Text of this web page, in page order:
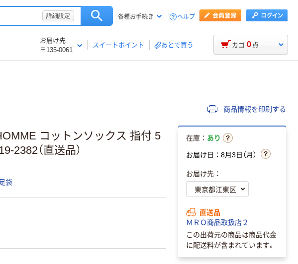
詳細設定 各種お手続き ヘルプ
お届け先
〒135-0061
スイートポイント あとで買う カゴ 0 点
商品情報を印刷する
コットンソックス 指付 5
2382（直送品）
袋
在庫： あり
お届け日：8月3日（月）
お届け先：
直送品
ＭＲＯ商品取扱店２
この出荷元の商品は商品代金
に配送料が含まれています。